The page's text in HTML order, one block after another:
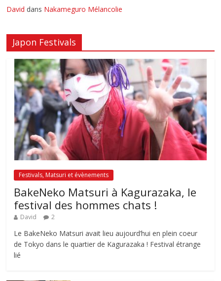
David dans Nakameguro Mélancolie
Japon Festivals
Festivals, Matsuri et évènements
BakeNeko Matsuri à Kagurazaka, le
festival des hommes chats !
David 2
Le BakeNeko Matsuri avait lieu aujourd’hui en plein coeur
de Tokyo dans le quartier de Kagurazaka ! Festival étrange
lié